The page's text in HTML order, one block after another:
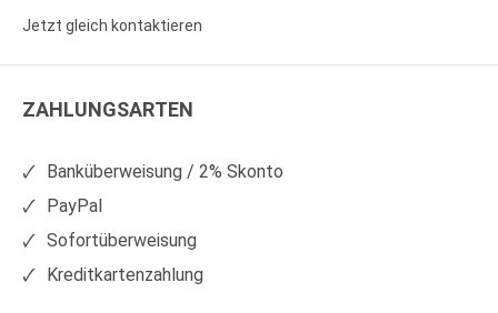
Sie
auf
Sie
auf
Jetzt gleich kontaktieren
ZAHLUNGSARTEN
Banküberweisung / 2% Skonto
PayPal
Sofortüberweisung
Kreditkartenzahlung